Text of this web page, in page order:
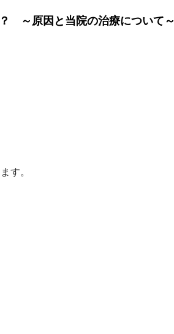
～原因と当院の治療について～
す。